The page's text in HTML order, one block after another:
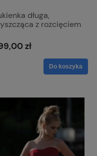
długa,
z rozcięciem
zł
Do koszyka